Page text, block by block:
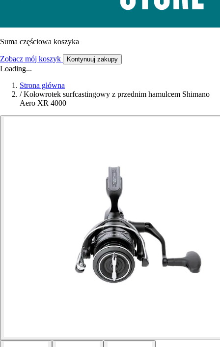
Suma częściowa koszyka
Zobacz mój koszyk Kontynuuj zakupy
Loading...
Strona główna
/ Kołowrotek surfcastingowy z przednim hamulcem Shimano
Aero XR 4000